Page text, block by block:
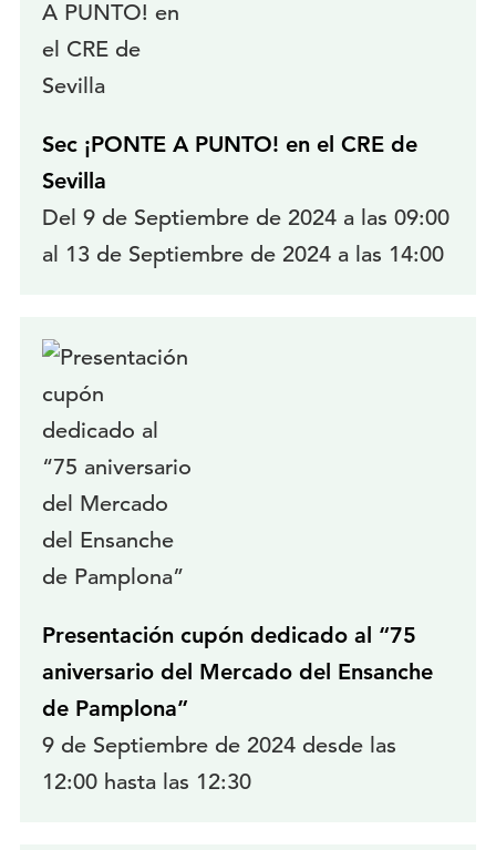
Sec ¡PONTE A PUNTO! en el CRE de
Sevilla
Del 9 de Septiembre de 2024 a las 09:00
al 13 de Septiembre de 2024 a las 14:00
Presentación cupón dedicado al “75
aniversario del Mercado del Ensanche
de Pamplona”
9 de Septiembre de 2024 desde las
12:00 hasta las 12:30